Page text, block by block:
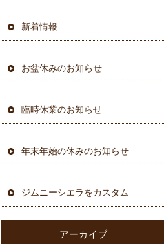
新着情報
お盆休みのお知らせ
臨時休業のお知らせ
年末年始の休みのお知らせ
ジムニーシエラをカスタム
アーカイブ